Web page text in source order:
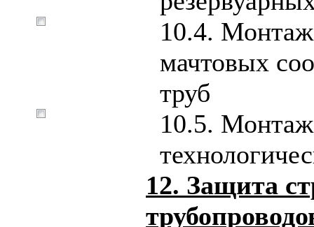
10.4.
мачтовых
труб
10.5.
12. Защита